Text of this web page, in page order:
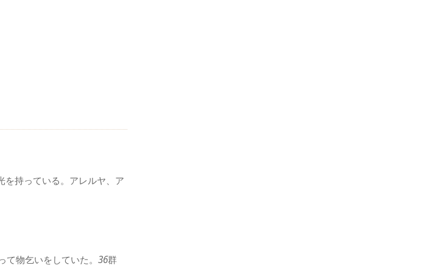
を持っている。アレルヤ、ア
物乞いをしていた。 36群